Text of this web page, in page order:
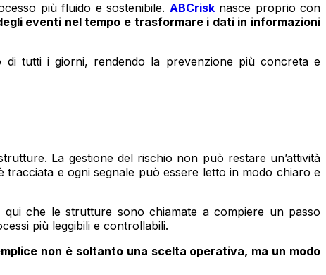
più fluido e sostenibile. ABCrisknasce proprio con
eventi nel tempo e trasformare i dati in informazioni
di tutti i giorni, rendendo la prevenzione più concreta e
La gestione del rischio non può restare un’attività
e ogni segnale può essere letto in modo chiaro e
che le strutture sono chiamate a compiere un passo
più leggibili e controllabili.
non è soltanto una scelta operativa, ma un modo